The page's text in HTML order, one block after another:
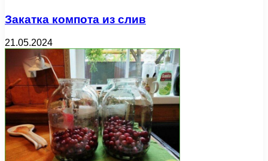
Закатка компота из слив
21.05.2024